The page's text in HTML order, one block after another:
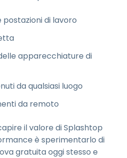
postazioni di lavoro
apparecchiature di
da qualsiasi luogo
da remoto
il valore di Splashtop
è sperimentarlo di
gratuita oggi stesso e